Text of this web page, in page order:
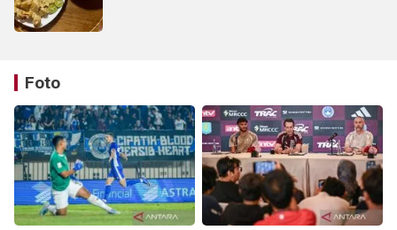
Foto